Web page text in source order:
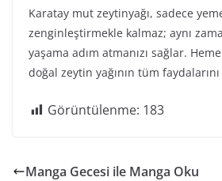
Karatay mut zeytinyağı, sadece
zenginleştirmekle kalmaz; aynı
yaşama adım atmanızı sağlar.
doğal zeytin yağının tüm
Görüntülenme: 183
Manga Gecesi ile Manga Oku